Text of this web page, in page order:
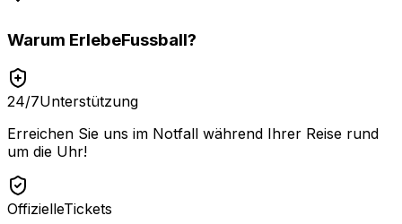
Warum ErlebeFussball?
24/7Unterstützung
Erreichen Sie uns im Notfall während Ihrer Reise rund
um die Uhr!
OffizielleTickets